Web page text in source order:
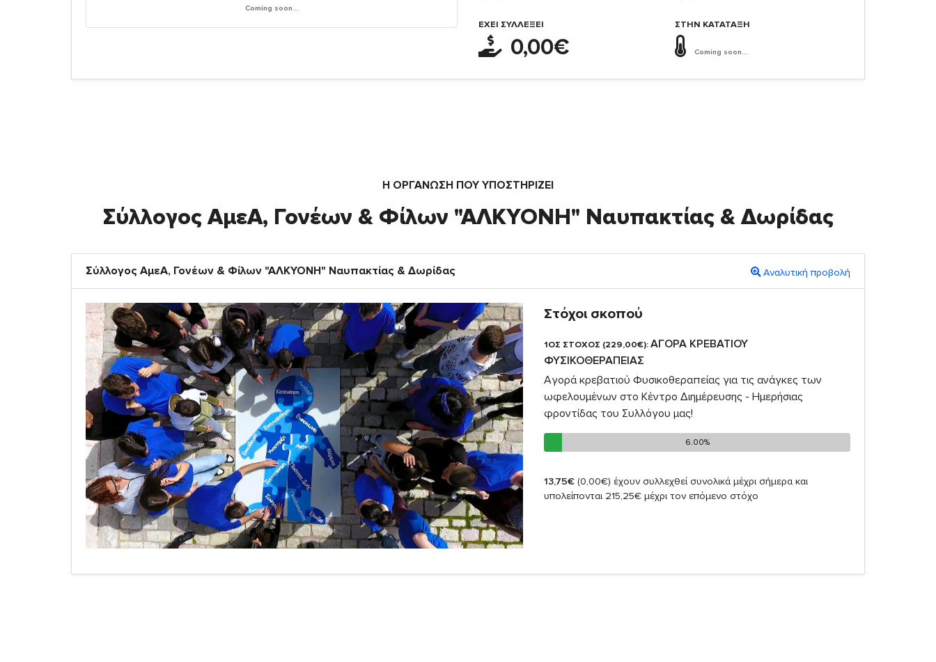
Coming soon...
ΈΧΕΙ ΣΥΛΛΈΞΕΙ
0,00€
ΣΤΗΝ ΚΑΤΆΤΑΞΗ
Coming soon...
Η ΟΡΓΆΝΩΣΗ ΠΟΥ ΥΠΟΣΤΗΡΙΖΕΙ
Σύλλογος ΑμεΑ, Γονέων & Φίλων "ΑΛΚΥΟΝΗ" Ναυπακτίας & Δωρίδας
Σύλλογος ΑμεΑ, Γονέων & Φίλων "ΑΛΚΥΟΝΗ" Ναυπακτίας & Δωρίδας Αναλυτική προβολή
Στόχοι σκοπού
1ΟΣ ΣΤΟΧΟΣ (229,00€):ΑΓΟΡΑ ΚΡΕΒΑΤΙΟΥ
ΦΥΣΙΚΟΘΕΡΑΠΕΙΑΣ
Αγορά κρεβατιού Φυσικοθεραπείας για τις ανάγκες των
ωφελουμένων στο Κέντρο Διημέρευσης - Ημερήσιας
φροντίδας του Συλλόγου μας!
6.00%
6.00%
13,75€ (0,00€) έχουν συλλεχθεί συνολικά μέχρι σήμερα και
υπολείπονται 215,25€ μέχρι τον επόμενο στόχο